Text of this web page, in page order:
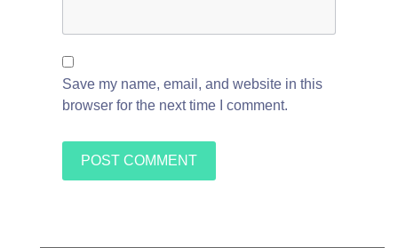
Save my name, email, and website in this
browser for the next time I comment.